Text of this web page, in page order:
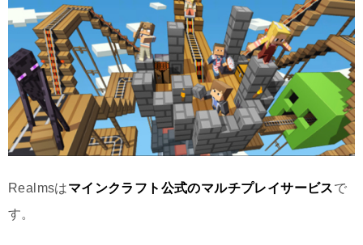
Realmsはマインクラフト公式のマルチプレイサービスで
す。